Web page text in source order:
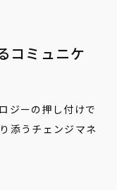
コミュニケ
ジーの押し付けで
添うチェンジマネ